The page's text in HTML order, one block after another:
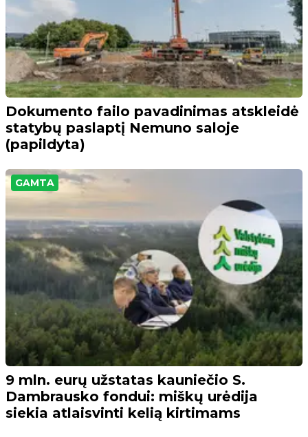
Dokumento failo pavadinimas atskleidė
statybų paslaptį Nemuno saloje
(papildyta)
GAMTA
9 mln. eurų užstatas kauniečio S.
Dambrausko fondui: miškų urėdija
siekia atlaisvinti kelią kirtimams